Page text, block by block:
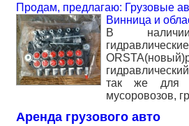
Продам, предлагаю: Грузовые
Винница и
В наличии
так же для
мусоровозов,
Аренда грузового авто